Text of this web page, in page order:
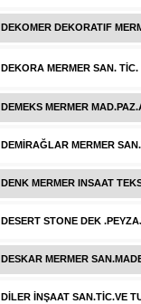
DEKOMER DEKORATIF
DEKORA MERMER SAN. TİC.
DEMEKS MERMER
DEMİRAĞLAR MERMER
DENK MERMER INSAAT
DESERT STONE DEK
DESKAR MERMER
DİLER İNŞAAT SAN.TİC.VE